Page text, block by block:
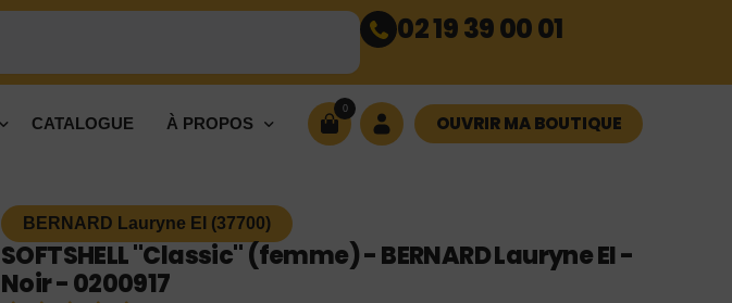
02 19 39 00 01
CATALOGUE À PROPOS
0
OUVRIR MA BOUTIQUE
BERNARD Lauryne EI (37700)
SOFTSHELL "Classic" (femme) - BERNARD Lauryne EI -
Noir - 0200917